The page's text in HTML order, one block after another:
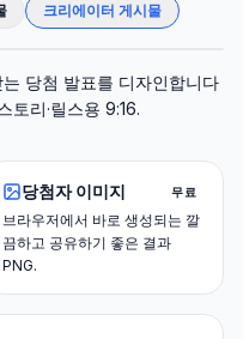
크리에이터 게시물
AI 당첨 게시물
당첨 발표를 디자인합니다
리·릴스용 9:16.
당첨자 이미지 무료
브라우저에서 바로 생성되는 깔
끔하고 공유하기 좋은 결과
PNG.